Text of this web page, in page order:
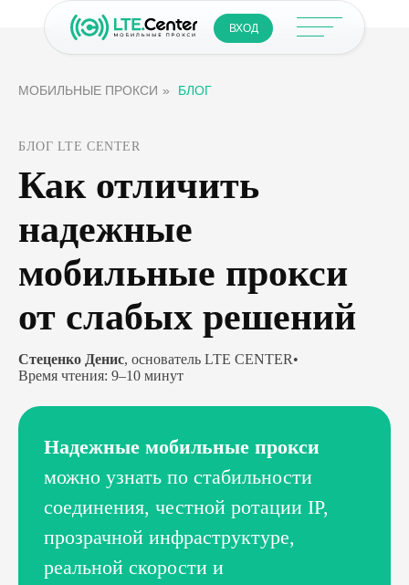
ВХОД
МОБИЛЬНЫЕ ПРОКСИ » БЛОГ
БЛОГ LTE CENTER
Как отличить
надежные
мобильные прокси
от слабых решений
Стеценко Денис, основатель LTE CENTER•
Время чтения: 9–10 минут
Надежные мобильные прокси
можно узнать по стабильности
соединения, честной ротации IP,
прозрачной инфраструктуре,
реальной скорости и